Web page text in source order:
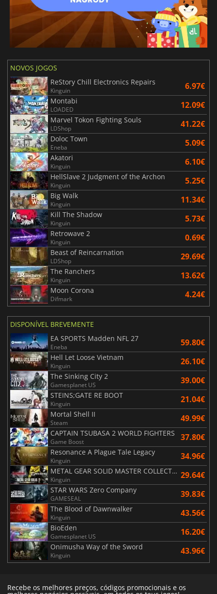
NOVOS JOGOS
ReStory Chill Electronics Repairs
Kinguin 6.97€
Montabi
LOADED 12.09€
Marvel Tokon Fighting Souls
LDShop 41.22€
Doloc Town
Eneba 5.09€
Akatori
Kinguin 6.10€
HellSlave 2 Judgment of the Archon
Kinguin 5.25€
Big Walk
Kinguin 11.34€
Kill The Shadow
Kinguin 5.73€
Retrowave 2
Kinguin 0.69€
Beast of Reincarnation
LDShop 29.69€
The Ranchers
Kinguin 13.62€
Moon Corona
Difmark 4.24€
DISPONÍVEL BREVEMENTE
EA SPORTS Madden NFL 27
Eneba 59.80€
Hell Let Loose Vietnam
Kinguin 26.10€
The Sinking City 2
Gamesplanet US 39.00€
STEINS;GATE RE BOOT
Kinguin 21.04€
Mortal Shell II
Steam 49.99€
CAPTAIN TSUBASA 2 WORLD FIGHTERS
Game Boost 37.80€
Resonance A Plague Tale Legacy
Kinguin 34.96€
METAL GEAR SOLID MASTER COLLECTION Vol.2
Kinguin 29.64€
STAR WARS Zero Company
GAMESEAL 39.83€
The Blood of Dawnwalker
Kinguin 43.56€
BioEden
Gamesplanet US 16.20€
Onimusha Way of the Sword
Kinguin 43.96€
Recebe os melhores preços, códigos promocionais e os